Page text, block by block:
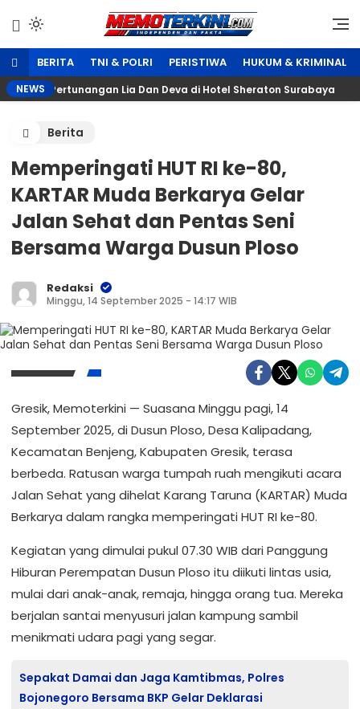
konten
Memoterkini.com
Independen dan Fakta
BERITA TNI & POLRI PERISTIWA HUKUM & KRIMINAL
NEWS
Pertunangan Lia Dan Deva di Hotel Sheraton Surabaya
Berita
Memperingati HUT RI ke-80,
KARTAR Muda Berkarya Gelar
Jalan Sehat dan Pentas Seni
Bersama Warga Dusun Ploso
Redaksi
Minggu, 14 September 2025 - 14:17 WIB
Gresik, Memoterkini — Suasana Minggu pagi, 14
September 2025, di Dusun Ploso, Desa Kalipadang,
Kecamatan Benjeng, Kabupaten Gresik, terasa
berbeda. Ratusan warga tumpah ruah mengikuti acara
Jalan Sehat yang dihelat Karang Taruna (KARTAR) Muda
Berkarya dalam rangka memperingati HUT RI ke-80.
Kegiatan yang dimulai pukul 07.30 WIB dari Panggung
Hiburan Perempatan Dusun Ploso itu diikuti lintas usia,
mulai dari anak-anak, remaja, hingga orang tua. Mereka
berjalan santai menyusuri jalan kampung sambil
menikmati udara pagi yang segar.
Sepakat Damai dan Jaga Kamtibmas, Polres
Bojonegoro Bersama BKP Gelar Deklarasi